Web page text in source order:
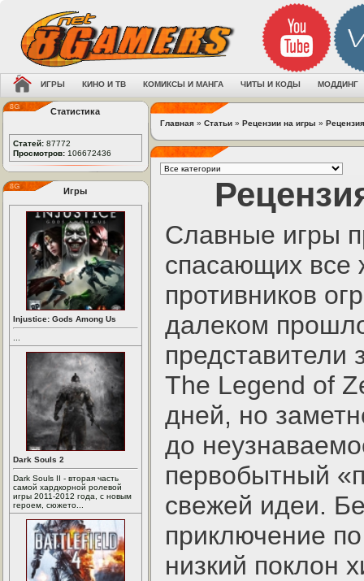
ИГРЫ КИНО И ТВ КОМИКСЫ И МАНГА ЧИТЫ И КОДЫ МОДДИНГ
Статистика
Статей: 87772
Просмотров: 106672436
Игры
Injustice: Gods Among Us
Dark Souls 2
Dark Souls II - вторая часть
самой хардкорной ролевой
игры 2011-2012 года, с новым
героем, сюжето...
Главная » Статьи » Рецензии на игры »
Славные игры
спасающих
противников
далеком
представители
The Legend of
дней, но
до
первобытный
свежей идеи.
приключение
низкий поклон